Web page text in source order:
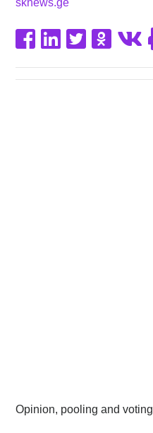
Opinion, pooling and voting